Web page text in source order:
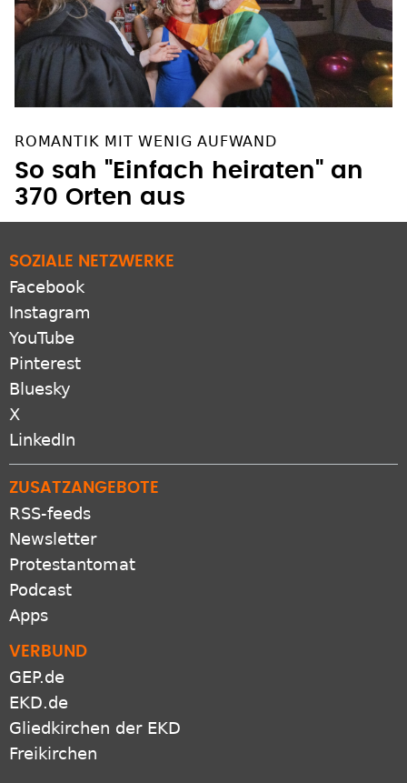
ROMANTIK MIT WENIG AUFWAND
So sah "Einfach heiraten" an
370 Orten aus
SOZIALE NETZWERKE
Facebook
Instagram
YouTube
Pinterest
Bluesky
X
LinkedIn
ZUSATZANGEBOTE
RSS-feeds
Newsletter
Protestantomat
Podcast
Apps
VERBUND
GEP.de
EKD.de
Gliedkirchen der EKD
Freikirchen